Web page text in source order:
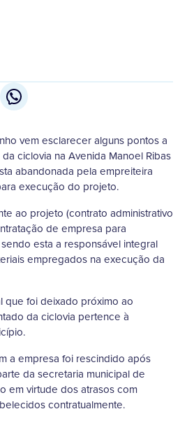
vem esclarecer alguns pontos a
ciclovia na Avenida Manoel Ribas
abandonada pela empreiteira
execução do projeto.
ao projeto (contrato administrativo
de empresa para
esta a responsável integral
empregados na execução da
que foi deixado próximo ao
da ciclovia pertence à
a empresa foi rescindido após
da secretaria municipal de
em virtude dos atrasos com
contratualmente.